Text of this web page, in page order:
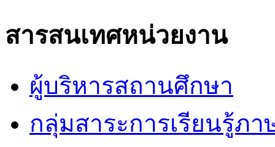
สารสนเทศหน่วยงาน
ผู้บริหารสถานศึกษา
กลุ่มสาระการเรียนรู้ภา